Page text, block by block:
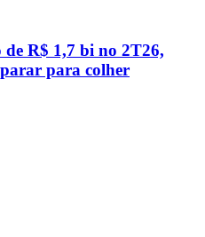
R$ 1,7 bi no 2T26,
para colher